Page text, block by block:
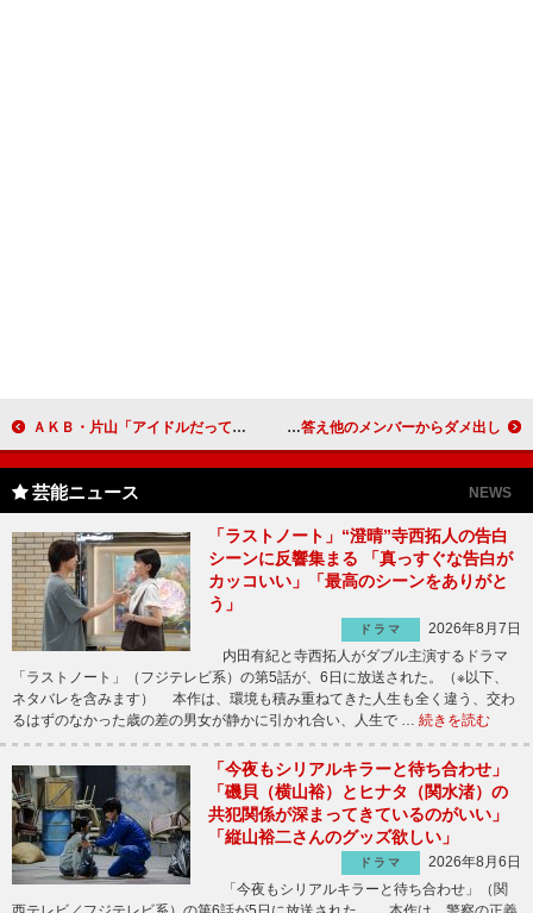
ＡＫＢ・片山「アイドルだってブルース歌える」 紳助さん引退に「本音は戻ってきて」と森公美子 アイドリング！！！は甘～いカフェラテが好き 外岡「ブラック好き」と答え他のメンバーからダメ出し
芸能ニュース NEWS
「ラストノート」“澄晴”寺西拓人の告白
シーンに反響集まる 「真っすぐな告白が
カッコいい」「最高のシーンをありがと
う」
ドラマ
2026年8月7日
内田有紀と寺西拓人がダブル主演するドラマ
「ラストノート」（フジテレビ系）の第5話が、6日に放送された。（※以下、
ネタバレを含みます） 本作は、環境も積み重ねてきた人生も全く違う、交わ
るはずのなかった歳の差の男女が静かに引かれ合い、人生で … 続きを読む
「今夜もシリアルキラーと待ち合わせ」
「磯貝（横山裕）とヒナタ（関水渚）の
共犯関係が深まってきているのがいい」
「縦山裕二さんのグッズ欲しい」
ドラマ
2026年8月6日
「今夜もシリアルキラーと待ち合わせ」（関